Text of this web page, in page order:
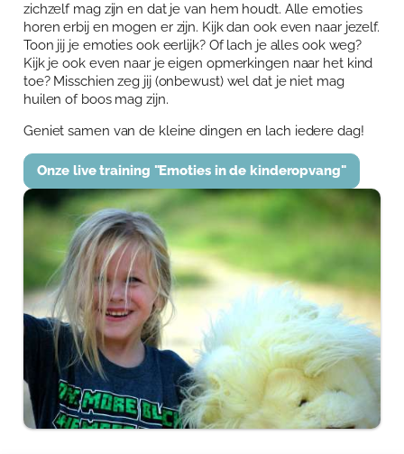
zichzelf mag zijn en dat je van hem houdt. Alle emoties
horen erbij en mogen er zijn. Kijk dan ook even naar jezelf.
Toon jij je emoties ook eerlijk? Of lach je alles ook weg?
Kijk je ook even naar je eigen opmerkingen naar het kind
toe? Misschien zeg jij (onbewust) wel dat je niet mag
huilen of boos mag zijn.
Geniet samen van de kleine dingen en lach iedere dag!
Onze live training "Emoties in de kinderopvang"